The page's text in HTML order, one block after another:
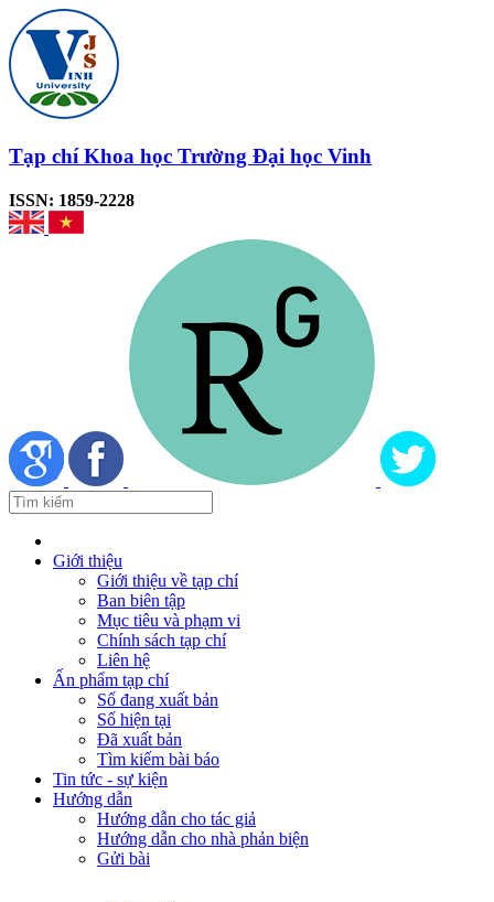
Tạp chí Khoa học Trường Đại học Vinh
ISSN: 1859-2228
Giới thiệu
Giới thiệu về tạp chí
Ban biên tập
Mục tiêu và phạm vi
Chính sách tạp chí
Liên hệ
Ấn phẩm tạp chí
Số đang xuất bản
Số hiện tại
Đã xuất bản
Tìm kiếm bài báo
Tin tức - sự kiện
Hướng dẫn
Hướng dẫn cho tác giả
Hướng dẫn cho nhà phản biện
Gửi bài